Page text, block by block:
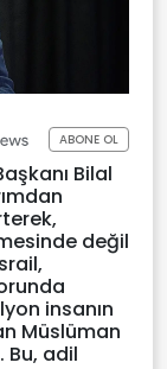
ABONE OL
Bilal
değil
insanın
Müslüman
Bu, adil